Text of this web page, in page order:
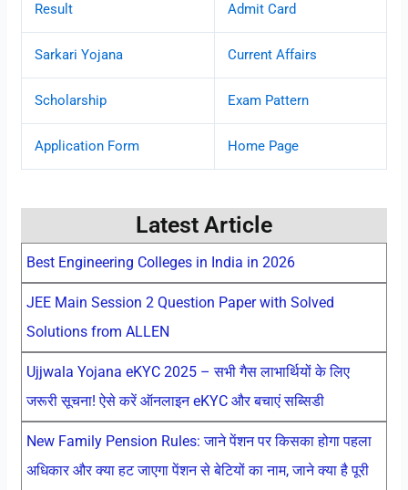
Result Admit Card
Sarkari Yojana Current Affairs
Scholarship Exam Pattern
Application Form Home Page
Latest Article
Best Engineering Colleges in India in 2026
JEE Main Session 2 Question Paper with Solved
Solutions from ALLEN
Ujjwala Yojana eKYC 2025 – सभी गैस लाभार्थियों के लिए
जरूरी सूचना! ऐसे करें ऑनलाइन eKYC और बचाएं सब्सिडी
New Family Pension Rules: जाने पेंशन पर किसका होगा पहला
अधिकार और क्या हट जाएगा पेंशन से बेटियों का नाम, जाने क्या है पूरी